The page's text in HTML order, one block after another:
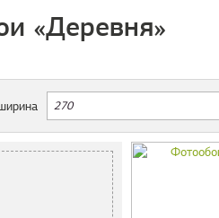
«Деревня»